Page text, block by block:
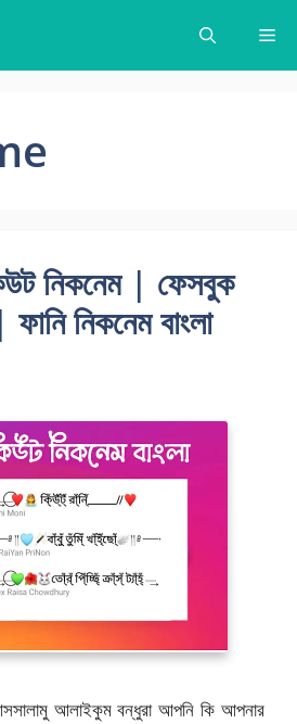
নিকনেম | ফেসবুক
নিকনেম বাংলা
আলাইকুম বন্ধুরা আপনি কি আপনার